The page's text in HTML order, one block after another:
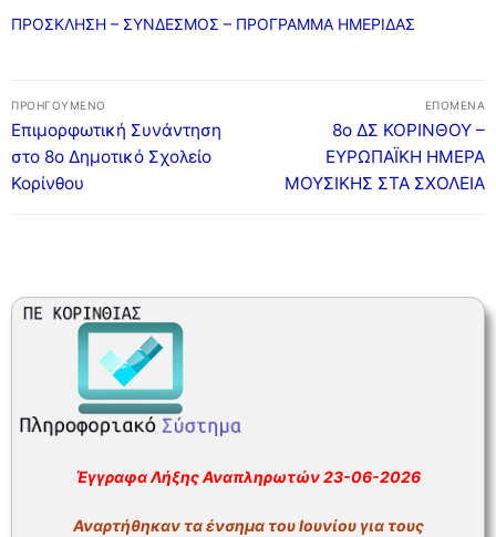
ΠΡΟΣΚΛΗΣΗ – ΣΥΝΔΕΣΜΟΣ – ΠΡΟΓΡΑΜΜΑ ΗΜΕΡΙΔΑΣ
Πλοήγηση
άρθρων
ΠΡΟΗΓΟΎΜΕΝΟ
Προηγούμενο
άρθρο:
Επιμορφωτική Συνάντηση
στο 8ο Δημοτικό Σχολείο
Κορίνθου
ΕΠΌΜΕΝΑ
Επόμενο
άρθρο:
8ο ΔΣ ΚΟΡΙΝΘΟΥ –
ΕΥΡΩΠΑΪΚΗ ΗΜΕΡΑ
ΜΟΥΣΙΚΗΣ ΣΤΑ ΣΧΟΛΕΙΑ
Έγγραφα Λήξης Αναπληρωτών 23-06-2026
Αναρτήθηκαν τα ένσημα του Ιουνίου για τους